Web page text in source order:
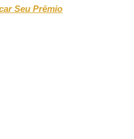
Seu Prêmio